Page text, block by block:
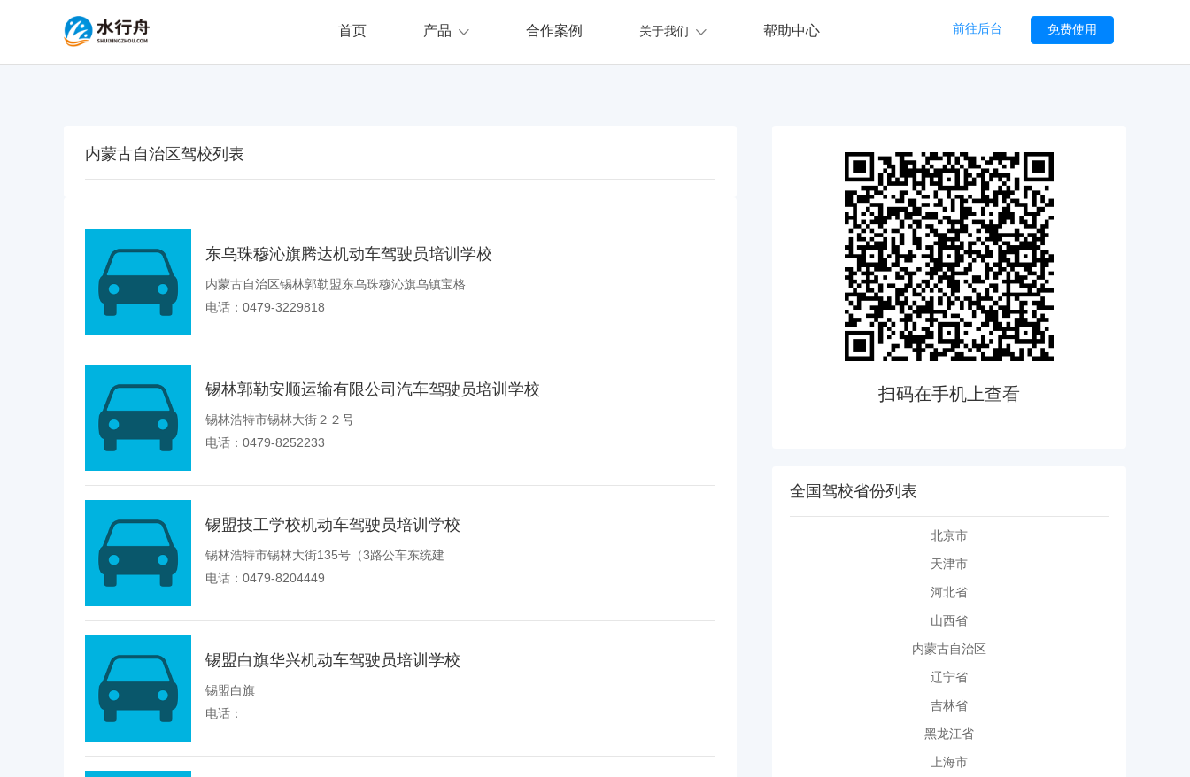
首页 产品 合作案例 关于我们 帮助中心 免费使用
前往后台
内蒙古自治区驾校列表
东乌珠穆沁旗腾达机动车驾驶员培训学校
内蒙古自治区锡林郭勒盟东乌珠穆沁旗乌镇宝格
电话：0479-3229818
锡林郭勒安顺运输有限公司汽车驾驶员培训学校
锡林浩特市锡林大街２２号
电话：0479-8252233
锡盟技工学校机动车驾驶员培训学校
锡林浩特市锡林大街135号（3路公车东统建
电话：0479-8204449
锡盟白旗华兴机动车驾驶员培训学校
锡盟白旗
电话：
扫码在手机上查看
全国驾校省份列表
北京市
天津市
河北省
山西省
内蒙古自治区
辽宁省
吉林省
黑龙江省
上海市